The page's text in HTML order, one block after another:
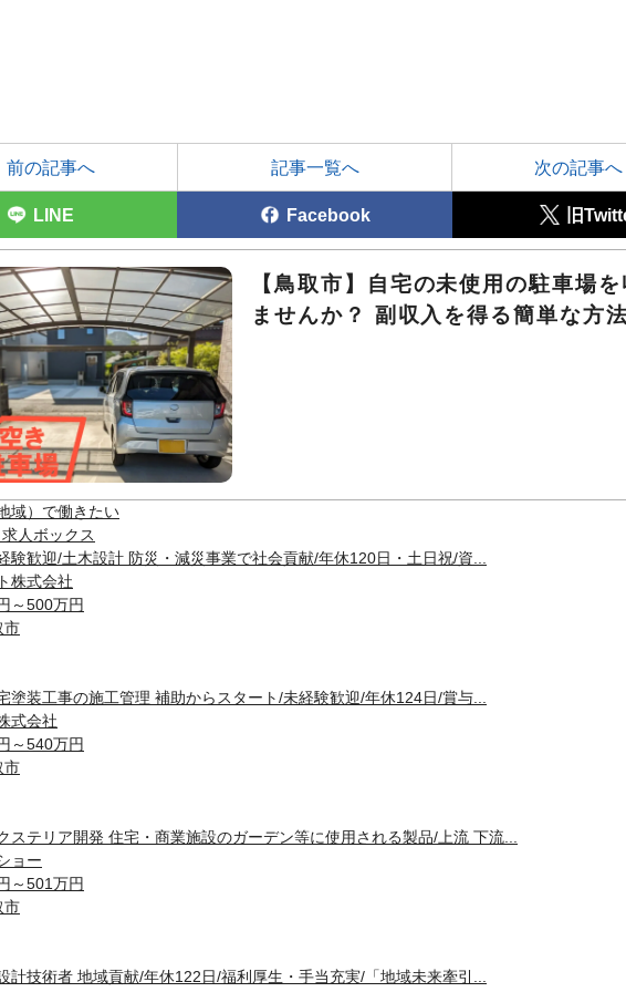
前の記事へ 記事一覧へ 次の記事へ
LINE Facebook 旧
【鳥取市】自宅の未使用の駐車場
ませんか？ 副収入を得る簡単な方
域）で働きたい
人ボックス
験歓迎/土木設計 防災・減災事業で社会貢献/年休120日・土日祝/資...
株式会社
～500万円
市
塗装工事の施工管理 補助からスタート/未経験歓迎/年休124日/賞与...
式会社
～540万円
市
ステリア開発 住宅・商業施設のガーデン等に使用される製品/上流 下流...
ョー
～501万円
市
計技術者 地域貢献/年休122日/福利厚生・手当充実/「地域未来牽引...